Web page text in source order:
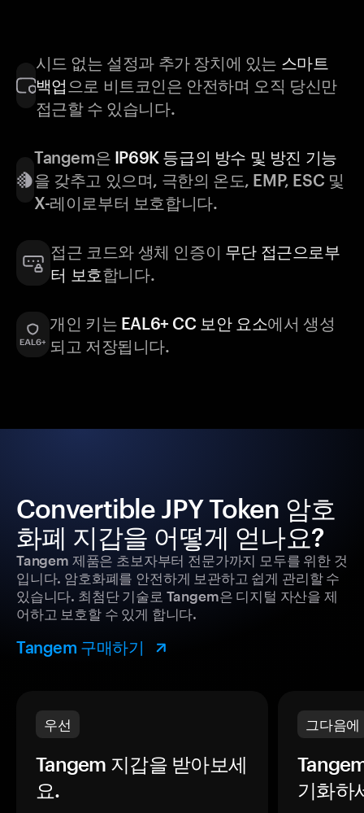
시드 없는 설정과 추가 장치에 있는 스마트
백업 으로 비트코인은 안전하며 오직 당신만
접근할 수 있습니다.
Tangem은 IP69K 등급의 방수 및 방진 기능
을 갖추고 있으며, 극한의 온도, EMP, ESC 및
X-레이로부터 보호합니다.
접근 코드와 생체 인증이 무단 접근으로부
터 보호합니다.
개인 키는 EAL6+ CC 보안 요소에서 생성
되고 저장됩니다.
Convertible JPY Token 암호
화폐 지갑을 어떻게 얻나요?
Tangem 제품은 초보자부터 전문가까지 모두를 위한 것
입니다. 암호화폐를 안전하게 보관하고 쉽게 관리할 수
있습니다. 최첨단 기술로 Tangem은 디지털 자산을 제
어하고 보호할 수 있게 합니다.
Tangem 구매하기
우선
Tangem 지갑을 받아보세
요.
그다음에
기화하